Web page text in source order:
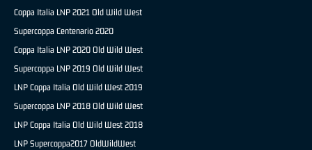
Coppa Italia LNP 2021 Old Wild West
Supercoppa Centenario 2020
Coppa Italia LNP 2020 Old Wild West
Supercoppa LNP 2019 Old Wild West
LNP Coppa Italia Old Wild West 2019
Supercoppa LNP 2018 Old Wild West
LNP Coppa Italia Old Wild West 2018
LNP Supercoppa2017 OldWildWest